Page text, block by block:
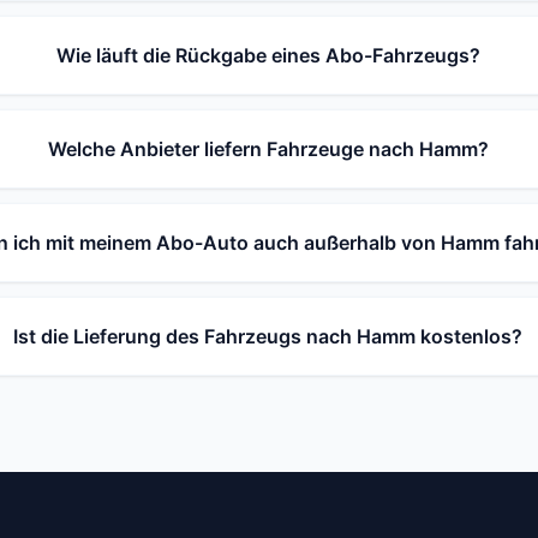
Wie läuft die Rückgabe eines Abo-Fahrzeugs?
Welche Anbieter liefern Fahrzeuge nach Hamm?
ich mit meinem Abo-Auto auch außerhalb von Hamm
Ist die Lieferung des Fahrzeugs nach Hamm kostenlos?